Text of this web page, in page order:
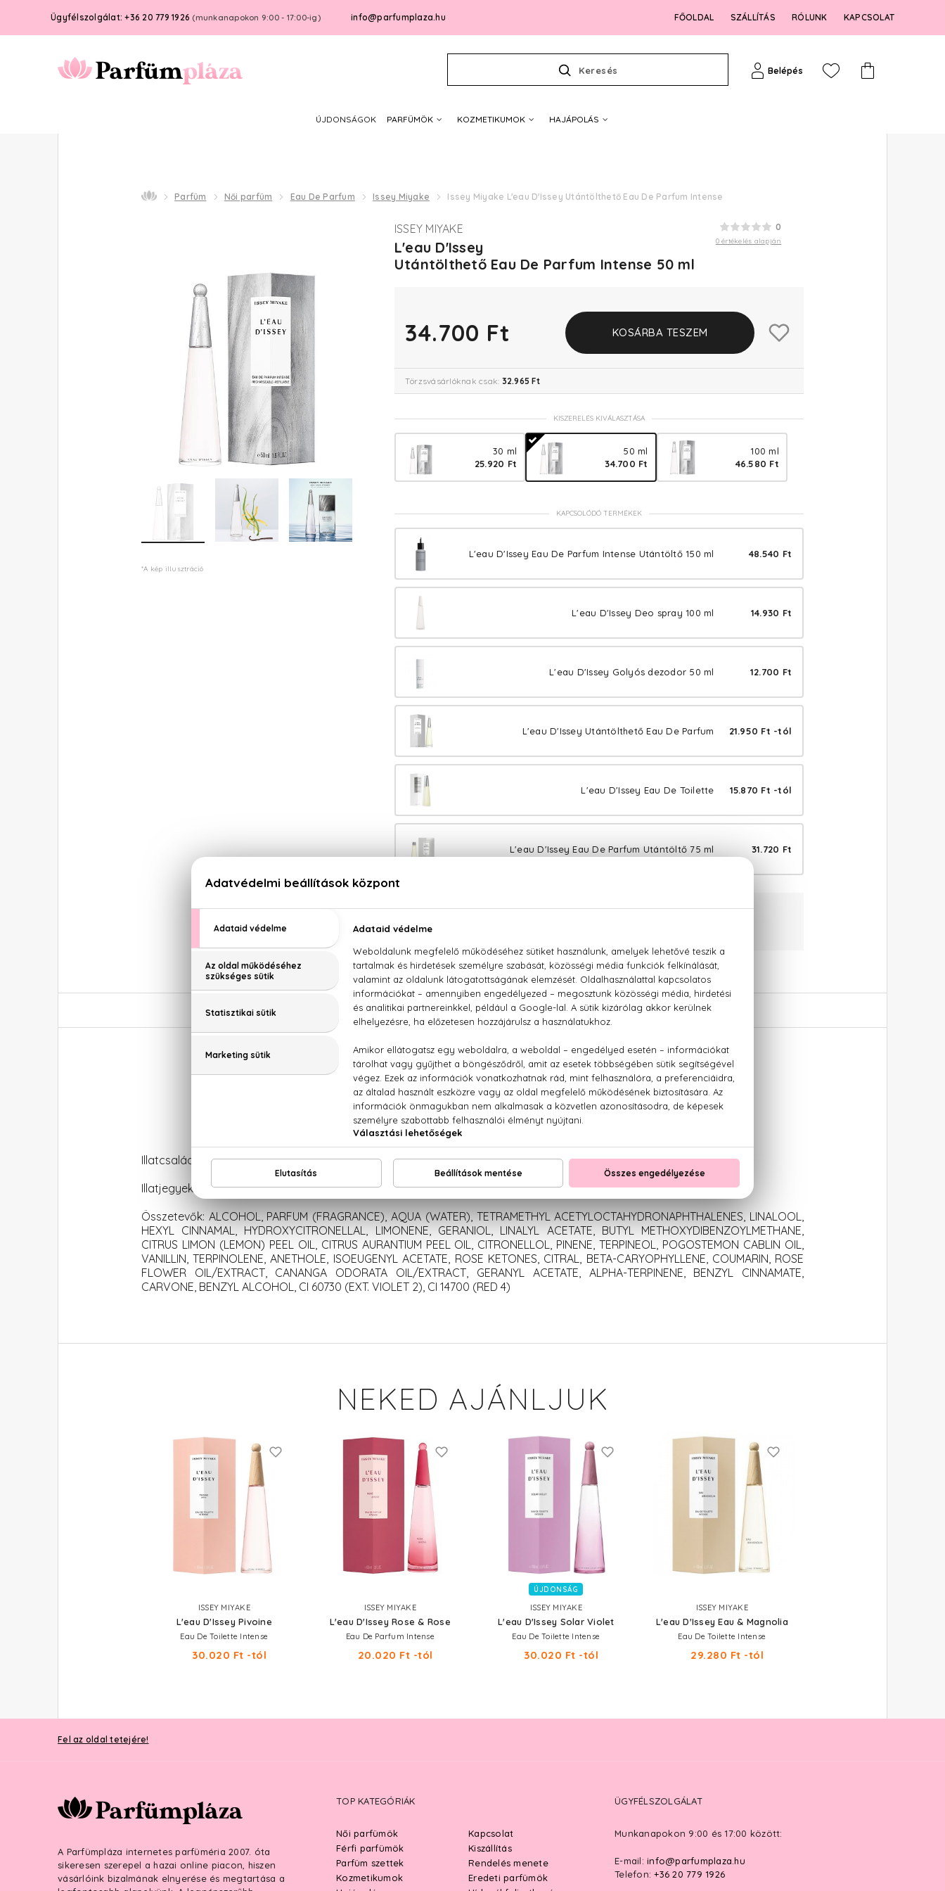
Ügyfélszolgálat: +36 20 779 1926 (munkanapokon 9:00 - 17:00-ig) info@parfumplaza.hu FŐOLDAL SZÁLLÍTÁS RÓLUNK KAPCSOLAT
Keresés Belépés
ÚJDONSÁGOK PARFÜMÖK KOZMETIKUMOK HAJÁPOLÁS
Parfüm Női parfüm Eau De Parfum Issey Miyake Issey Miyake L'eau D'Issey Utántölthető Eau De Parfum Intense
*A kép illusztráció
0
0 értékelés alapján
ISSEY MIYAKE
L'eau D'Issey
Utántölthető Eau De Parfum Intense 50 ml
34.700 Ft KOSÁRBA TESZEM
Törzsvásárlóknak csak: 32.965 Ft
KISZERELÉS KIVÁLASZTÁSA
30 ml
25.920 Ft
50 ml
34.700 Ft
100 ml
46.580 Ft
KAPCSOLÓDÓ TERMÉKEK
L'eau D'Issey Eau De Parfum Intense Utántöltő 150 ml 48.540 Ft
L'eau D'Issey Deo spray 100 ml 14.930 Ft
L'eau D'Issey Golyós dezodor 50 ml 12.700 Ft
L'eau D'Issey Utántölthető Eau De Parfum 21.950 Ft -tól
L'eau D'Issey Eau De Toilette 15.870 Ft -tól
L'eau D'Issey Eau De Parfum Utántöltő 75 ml 31.720 Ft
100% eredeti termékek,14 napos visszaküldési garanciával
Kérdésed van, elakadtál? Hívd ügyfélszolgálatunkat:
LEÍRÁS ÉRTÉKELÉSEK (0) SZÁLLÍTÁS
Issey Miyake L'eau D'Issey Utántölthető Eau De Parfum Intense
Illatcsalád: Virágos-aquás
Illatjegyek: neptunfű, ylang-ylang, vanília
Összetevők: ALCOHOL, PARFUM (FRAGRANCE), AQUA (WATER), TETRAMETHYL ACETYLOCTAHYDRONAPHTHALENES, LINALOOL,
HEXYL CINNAMAL, HYDROXYCITRONELLAL, LIMONENE, GERANIOL, LINALYL ACETATE, BUTYL METHOXYDIBENZOYLMETHANE,
CITRUS LIMON (LEMON) PEEL OIL, CITRUS AURANTIUM PEEL OIL, CITRONELLOL, PINENE, TERPINEOL, POGOSTEMON CABLIN OIL,
VANILLIN, TERPINOLENE, ANETHOLE, ISOEUGENYL ACETATE, ROSE KETONES, CITRAL, BETA-CARYOPHYLLENE, COUMARIN, ROSE
FLOWER OIL/EXTRACT, CANANGA ODORATA OIL/EXTRACT, GERANYL ACETATE, ALPHA-TERPINENE, BENZYL CINNAMATE,
CARVONE, BENZYL ALCOHOL, CI 60730 (EXT. VIOLET 2), CI 14700 (RED 4)
NEKED AJÁNLJUK
ISSEY MIYAKE
L'eau D'Issey Pivoine
Eau De Toilette Intense
30.020 Ft -tól
ISSEY MIYAKE
L'eau D'Issey Rose & Rose
Eau De Parfum Intense
20.020 Ft -tól
ÚJDONSÁG
ISSEY MIYAKE
L'eau D'Issey Solar Violet
Eau De Toilette Intense
30.020 Ft -tól
ISSEY MIYAKE
L'eau D'Issey Eau & Magnolia
Eau De Toilette Intense
29.280 Ft -tól
Fel az oldal tetejére!
A Parfümpláza internetes parfüméria 2007. óta
sikeresen szerepel a hazai online piacon, hiszen
vásárlóink bizalmának elnyerése és megtartása a
TOP KATEGÓRIÁK
Női parfümök
Férfi parfümök
Parfüm szettek
Kozmetikumok
Kapcsolat
Kiszállítás
Rendelés menete
Eredeti parfümök
ÜGYFÉLSZOLGÁLAT
Munkanapokon 9:00 és 17:00 között:
E-mail: info@parfumplaza.hu
Telefon: +36 20 779 1926